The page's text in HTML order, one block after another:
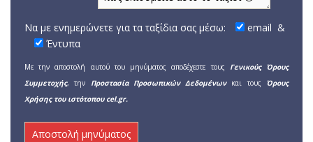
Να με ενημερώνετε για τα ταξίδια σας μέσω: email &
Έντυπα
Με την αποστολή αυτού του μηνύματος αποδέχεστε τους Γενικούς Όρους
Συμμετοχής, την Προστασία Προσωπικών Δεδομένωνκαι τους Όρους
Χρήσης του ιστότοπου cel.gr.